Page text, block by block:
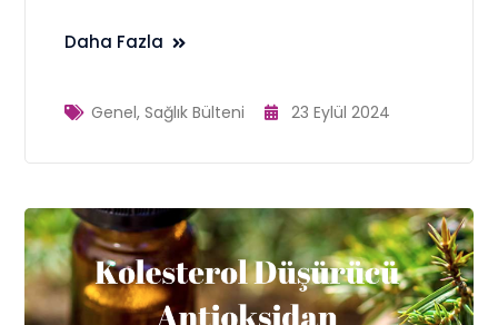
Daha Fazla
Genel,Sağlık Bülteni 23 Eylül 2024